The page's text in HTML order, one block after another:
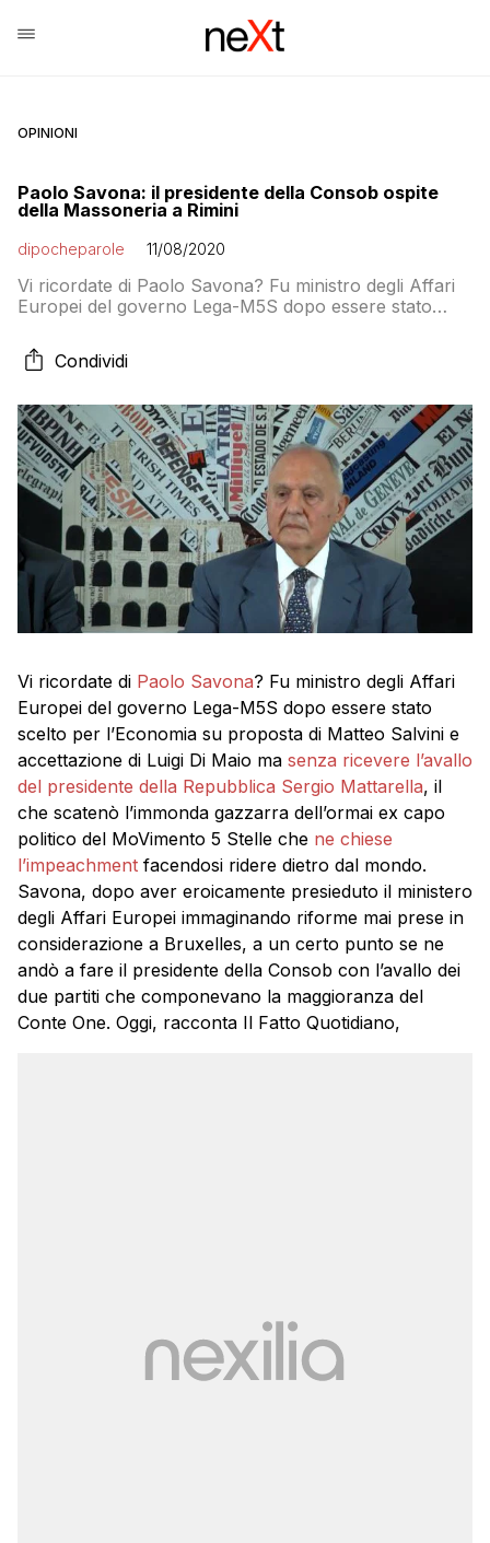
OPINIONI
Paolo Savona: il presidente della Consob ospite
della Massoneria a Rimini
dipocheparole 11/08/2020
Vi ricordate di Paolo Savona? Fu ministro degli Affari
Europei del governo Lega-M5S dopo essere stato
accettazione di Luigi Di Maio ma senza ricevere l’avallo
del presidente della Repubblica Sergio Mattarella, il
politico del MoVimento 5 Stelle che ne […]
Condividi
Vi ricordate di Paolo Savona? Fu ministro degli Affari
Europei del governo Lega-M5S dopo essere stato
scelto per l’Economia su proposta di Matteo Salvini e
accettazione di Luigi Di Maio ma senza ricevere l’avallo
del presidente della Repubblica Sergio Mattarella, il
che scatenò l’immonda gazzarra dell’ormai ex capo
politico del MoVimento 5 Stelle che ne chiese
l’impeachment facendosi ridere dietro dal mondo.
Savona, dopo aver eroicamente presieduto il ministero
degli Affari Europei immaginando riforme mai prese in
considerazione a Bruxelles, a un certo punto se ne
andò a fare il presidente della Consob con l’avallo dei
due partiti che componevano la maggioranza del
Conte One. Oggi, racconta Il Fatto Quotidiano,